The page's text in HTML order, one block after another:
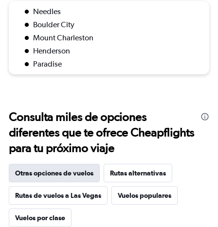
Needles
Boulder City
Mount Charleston
Henderson
Paradise
Consulta miles de opciones
diferentes que te ofrece Cheapflights
para tu próximo viaje
Otras opciones de vuelos Rutas alternativas
Rutas de vuelos a Las Vegas Vuelos populares
Vuelos por clase